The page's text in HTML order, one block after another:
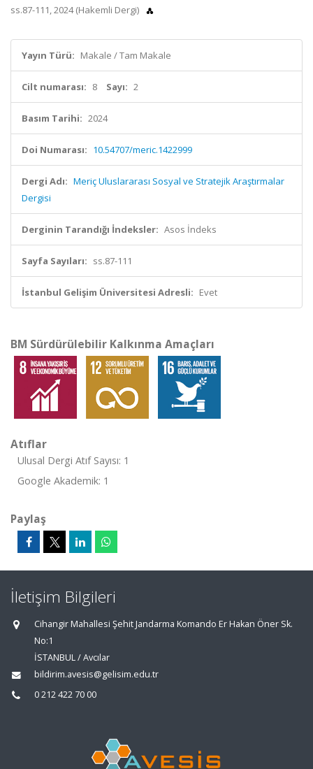
ss.87-111, 2024 (Hakemli Dergi)
Yayın Türü: Makale / Tam Makale
Cilt numarası: 8 Sayı: 2
Basım Tarihi: 2024
Doi Numarası: 10.54707/meric.1422999
Dergi Adı: Meriç Uluslararası Sosyal ve Stratejik Araştırmalar
Dergisi
Derginin Tarandığı İndeksler: Asos İndeks
Sayfa Sayıları: ss.87-111
İstanbul Gelişim Üniversitesi Adresli: Evet
BM Sürdürülebilir Kalkınma Amaçları
Atıflar
Ulusal Dergi Atıf Sayısı: 1
Google Akademik: 1
Paylaş
İletişim Bilgileri
Cihangir Mahallesi Şehit Jandarma Komando Er Hakan Öner Sk.
No:1
İSTANBUL / Avcılar
bildirim.avesis@gelisim.edu.tr
0 212 422 70 00